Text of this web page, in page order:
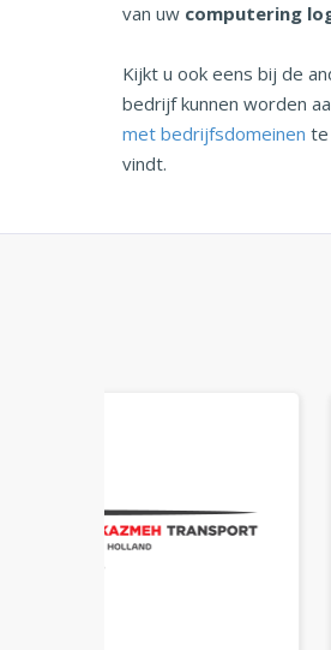
van uw computering
Kijkt u ook eens bij de
bedrijf kunnen worden
met bedrijfsdomeinen te
vindt.